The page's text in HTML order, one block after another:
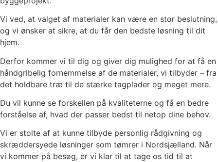
Vi ved, at valget af materialer kan være en stor beslutning,
og vi ønsker at sikre, at du får den bedste løsning til dit
hjem.
Derfor kommer vi til dig og giver dig mulighed for at få en
håndgribelig fornemmelse af de materialer, vi tilbyder – fra
det holdbare træ til de stærke tagplader og meget mere.
Du vil kunne se forskellen på kvaliteterne og få en bedre
forståelse af, hvad der passer bedst til netop dine behov.
Vi er stolte af at kunne tilbyde personlig rådgivning og
skræddersyede løsninger som tømrer i Nordsjælland. Når
vi kommer på besøg, er vi klar til at tage os tid til at